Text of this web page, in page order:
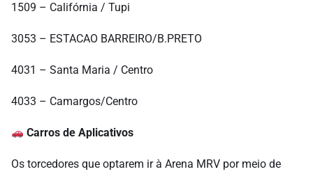
1509 – Califórnia / Tupi
3053 – ESTACAO BARREIRO/B.PRETO
4031 – Santa Maria / Centro
4033 – Camargos/Centro
Carros de Aplicativos
Os torcedores que optarem ir à Arena MRV por meio de